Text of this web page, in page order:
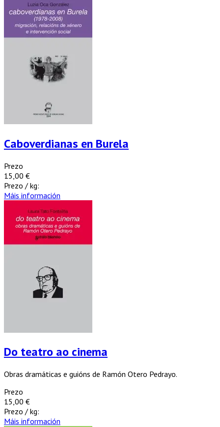
Caboverdianas en Burela
Prezo
15,00 €
Prezo / kg:
Máis información
Do teatro ao cinema
Obras dramáticas e guións de Ramón Otero Pedrayo.
Prezo
15,00 €
Prezo / kg:
Máis información